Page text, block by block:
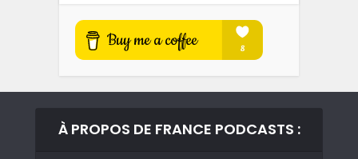
À PROPOS DE FRANCE PODCASTS :